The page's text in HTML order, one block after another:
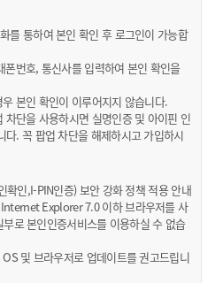
를 통하여 본인 확인 후 로그인이 가능합
번호, 통신사를 입력하여 본인 확인을
본인 확인이 이루어지지 않습니다.
단을 사용하시면 실명인증 및 아이핀 인
. 꼭 팝업 차단을 해제하시고 가입하시
인,I-PIN인증) 보안 강화 정책 적용 안내
Explorer 7.0 이하 브라우저를 사
로 본인인증서비스를 이용하실 수 없습
및 브라우저로 업데이트를 권고드립니